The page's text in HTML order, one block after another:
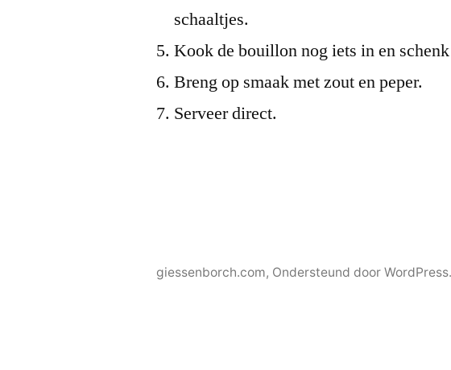
schaaltjes.
Kook de bouillon nog iets in en
Breng op smaak met zout en peper.
Serveer direct.
giessenborch.com, Ondersteund door WordPress.